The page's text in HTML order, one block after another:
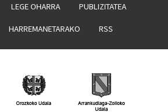
LEGE OHARRA PUBLIZITATEA
HARREMANETARAKO RSS